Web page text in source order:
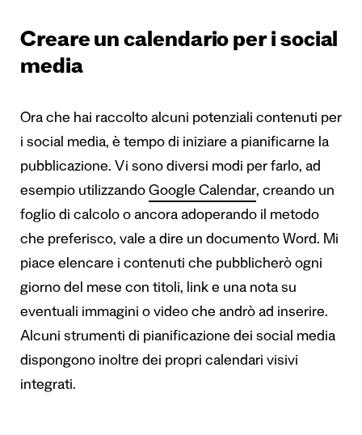
Creare un calendario per i social
media
Ora che hai raccolto alcuni potenziali contenuti per
i social media, è tempo di iniziare a pianificarne la
pubblicazione. Vi sono diversi modi per farlo, ad
esempio utilizzando Google Calendar, creando un
foglio di calcolo o ancora adoperando il metodo
che preferisco, vale a dire un documento Word. Mi
piace elencare i contenuti che pubblicherò ogni
giorno del mese con titoli, link e una nota su
eventuali immagini o video che andrò ad inserire.
Alcuni strumenti di pianificazione dei social media
dispongono inoltre dei propri calendari visivi
integrati.